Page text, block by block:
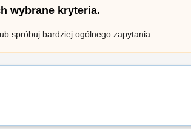
wybrane kryteria.
spróbuj bardziej ogólnego zapytania.